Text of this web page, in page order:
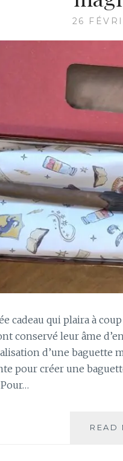
26
cadeau qui plaira à
conservé leur âme
d’une baguette
pour créer une
READ